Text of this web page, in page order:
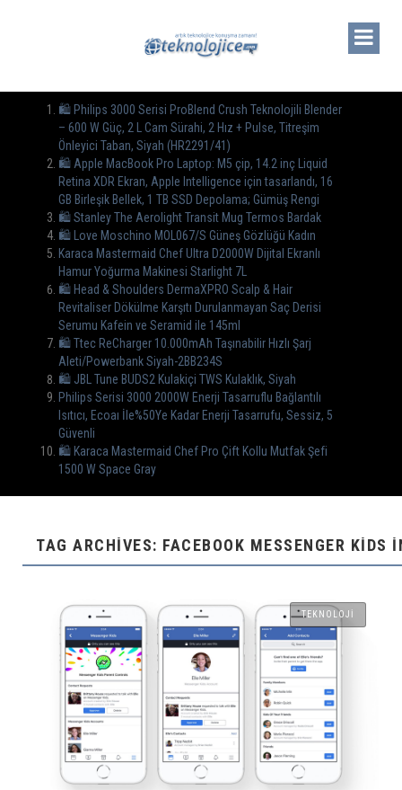
🛍 Philips 3000 Serisi ProBlend Crush Teknolojili Blender
– 600 W Güç, 2 L Cam Sürahi, 2 Hız + Pulse, Titreşim
Önleyici Taban, Siyah (HR2291/41)
🛍 Apple MacBook Pro Laptop: M5 çip, 14.2 inç Liquid
Retina XDR Ekran, Apple Intelligence için tasarlandı, 16
GB Birleşik Bellek, 1 TB SSD Depolama; Gümüş Rengi
🛍 Stanley The Aerolight Transit Mug Termos Bardak
🛍 Love Moschino MOL067/S Güneş Gözlüğü Kadın
Karaca Mastermaid Chef Ultra D2000W Dijital Ekranlı
Hamur Yoğurma Makinesi Starlight 7L
🛍️ Head & Shoulders DermaXPRO Scalp & Hair
Revitaliser Dökülme Karşıtı Durulanmayan Saç Derisi
Serumu Kafein ve Seramid ile 145ml
🛍 Ttec ReCharger 10.000mAh Taşınabilir Hızlı Şarj
Aleti/Powerbank Siyah-2BB234S
🛍 JBL Tune BUDS2 Kulakiçi TWS Kulaklık, Siyah
Philips Serisi 3000 2000W Enerji Tasarruflu Bağlantılı
Isıtıcı, Ecoaı İle%50Ye Kadar Enerji Tasarrufu, Sessiz, 5
Güvenli
🛍 Karaca Mastermaid Chef Pro Çift Kollu Mutfak Şefi
1500 W Space Gray
TAG ARCHIVES: FACEBOOK MESSENGER KIDS
TEKNOLOJI